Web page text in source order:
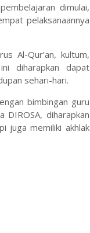
dimulai,
pelaksanaannya
Al-Qur’an, kultum,
diharapkan dapat
sehari-hari.
bimbingan guru
DIROSA, diharapkan
juga memiliki akhlak